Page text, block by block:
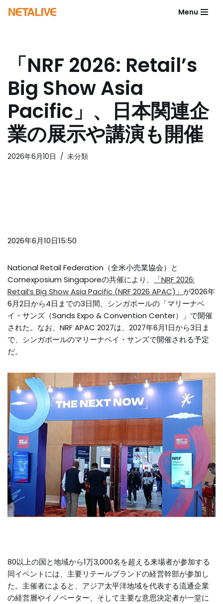
へ
キ
ッ
プ
Menu
「NRF 2026: Retail’s
Big Show Asia
Pacific」、日本関連企
業の展示や講演も開催
2026年6月10日 未分類
2026年6月10日15:50
National Retail Federation（全米小売業協会）と
Comexposium Singaporeの共催により、
「NRF 2026:
Retail’s Big Show Asia Pacific (NRF 2026 APAC)」 が2026年
6月2日から4日までの3日間、シンガポールの「マリーナベ
イ・サンズ（Sands Expo & Convention Center）」で開催
された。なお、NRF APAC 2027は、2027年6月1日から3日ま
で、シンガポールのマリーナベイ・サンズで開催される予定
だ。
80以上の国と地域から1万3,000名を超える来場者が参加する
同イベントには、主要リテールブランドの経営幹部が参加し
た。主催者によると、アジア太平洋地域を代表する流通企業
の経営層やイノベーター、そして主要な意思決定者が一堂に